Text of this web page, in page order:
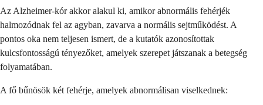
Az Alzheimer-kór akkor alakul ki, amikor abnormális fehérjék
halmozódnak fel az agyban, zavarva a normális sejtműködést. A
pontos oka nem teljesen ismert, de a kutatók azonosítottak
kulcsfontosságú tényezőket, amelyek szerepet játszanak a betegség
folyamatában.
A fő bűnösök két fehérje, amelyek abnormálisan viselkednek: